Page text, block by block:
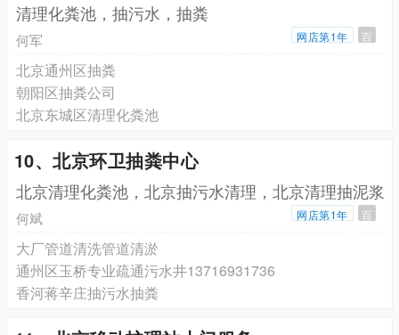
清理化粪池，抽污水，抽粪
何军 网店第1年 百
北京通州区抽粪
朝阳区抽粪公司
北京东城区清理化粪池
10、北京环卫抽粪中心
北京清理化粪池，北京抽污水清理，北京清理抽泥浆
何斌 网店第1年 百
大厂管道清洗管道清淤
通州区玉桥专业疏通污水井13716931736
香河蒋辛庄抽污水抽粪